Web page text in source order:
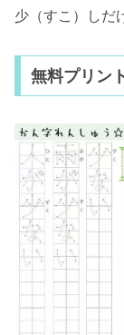
少（すこ）しだ
無料プリン